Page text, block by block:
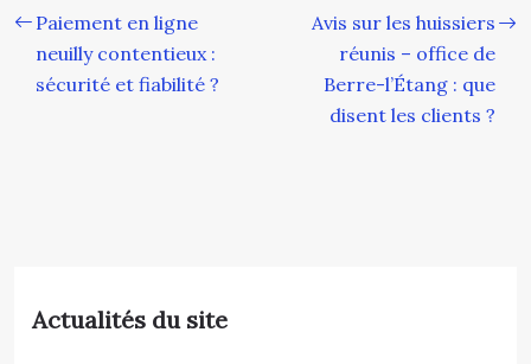
Paiement en ligne
neuilly contentieux :
sécurité et fiabilité ?
Avis sur les huissiers
réunis – office de
Berre-l’Étang : que
disent les clients ?
Actualités du site